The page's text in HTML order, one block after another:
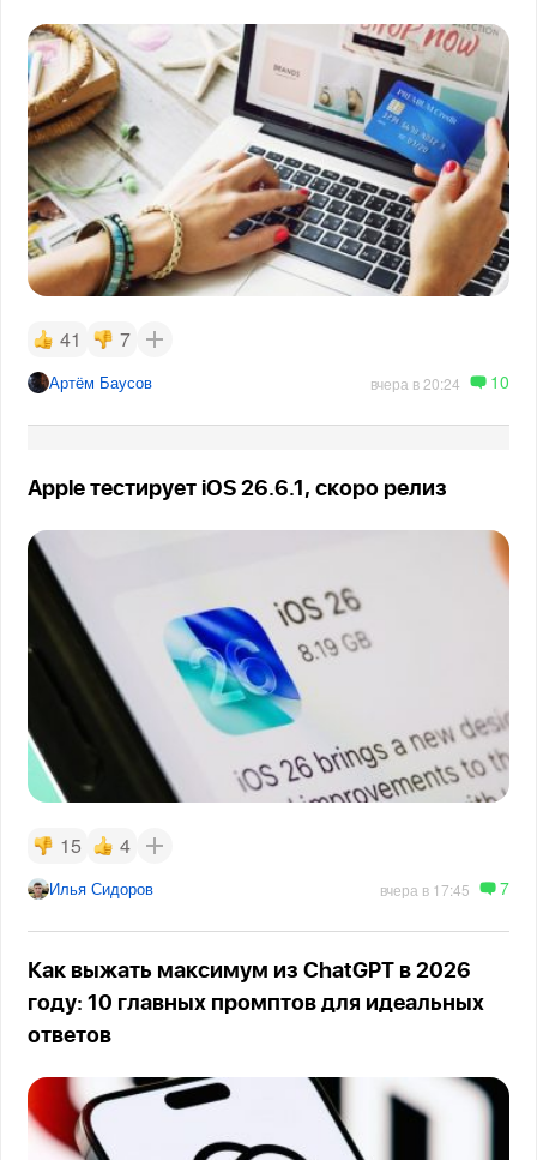
41 7
Артём Баусов вчера в 20:24 10
Apple тестирует iOS 26.6.1, скоро релиз
15 4
Илья Сидоров вчера в 17:45 7
Как выжать максимум из ChatGPT в 2026
году: 10 главных промптов для идеальных
ответов